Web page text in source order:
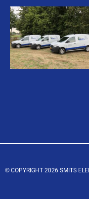
© COPYRIGHT 2026 SMITS